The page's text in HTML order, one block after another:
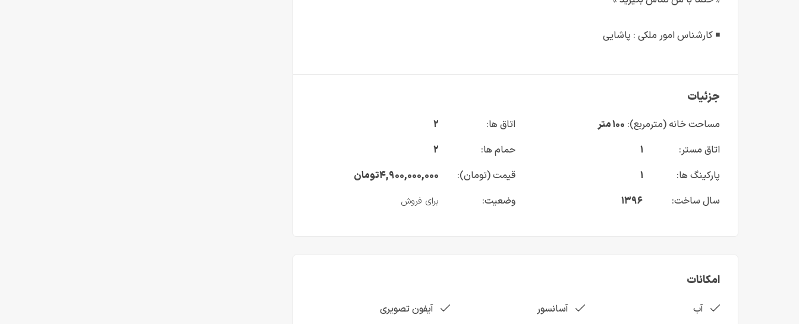
◾ کارشناس امور ملکی : پاشایی
جزئیات
مساحت خانه (مترمربع): ۱۰۰ متر اتاق ها:
۲
اتاق مستر:
۱ حمام ها:
۲
پارکینگ ها:
۱ قیمت (تومان): ۴,۹۰۰,۰۰۰,۰۰۰تومان
سال ساخت:
۱۳۹۶ وضعیت: برای فروش
امکانات
آب آسانسور
آیفون تصویری